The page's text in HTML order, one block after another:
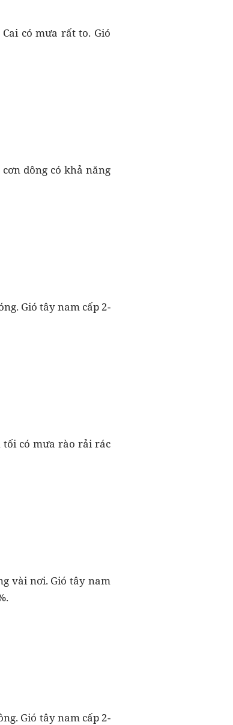
có mưa rất to. Gió
dông có khả năng
Gió tây nam cấp 2-
tối có mưa rào rải rác
vài nơi. Gió tây nam
Gió tây nam cấp 2-